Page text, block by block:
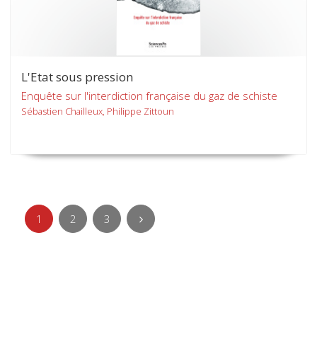
L'Etat sous pression
Enquête sur l'interdiction française du gaz de schiste
Sébastien Chailleux, Philippe Zittoun
1 2 3